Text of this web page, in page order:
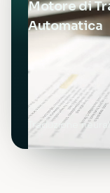
Motore di
Automatica
Traduzione